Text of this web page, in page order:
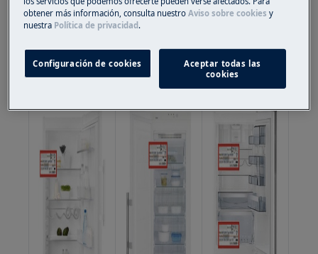
Frigorífico
dentro, a un
lado
Freezer
dentro, a un
lado
Frigorífico
dentro, a un
lado
obtener más información, consulta nuestroAviso sobre cookies y
nuestra Política de privacidad.
Configuración de cookies
Aceptar todas las
cookies